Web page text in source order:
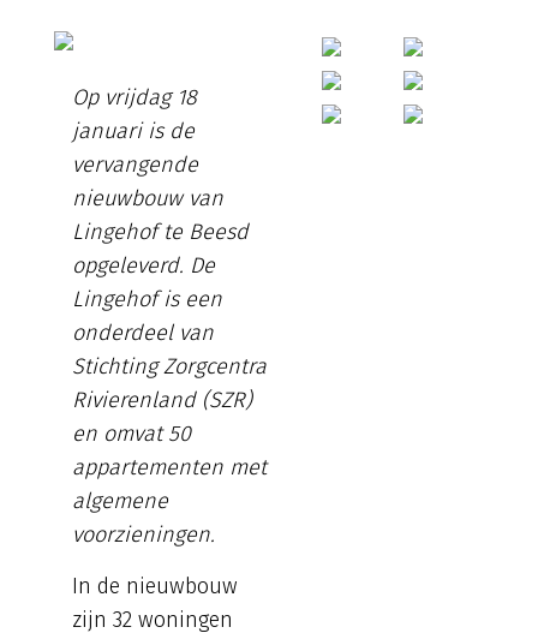
Op vrijdag 18
januari is de
vervangende
nieuwbouw van
Lingehof te Beesd
opgeleverd. De
Lingehof is een
onderdeel van
Stichting Zorgcentra
Rivierenland (SZR)
en omvat 50
appartementen met
algemene
voorzieningen.
In de nieuwbouw
zijn 32 woningen